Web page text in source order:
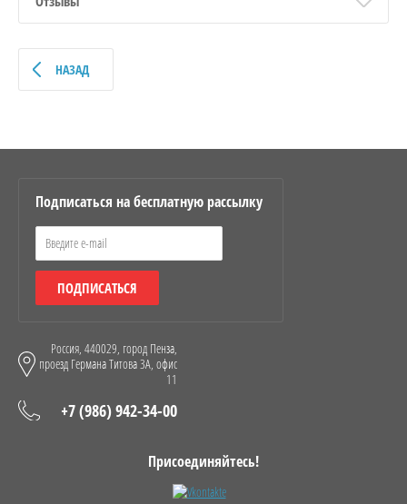
НАЗАД
Подписаться на бесплатную рассылку
ПОДПИСАТЬСЯ
Россия, 440029, город Пенза,
проезд Германа Титова 3А, офис
11
+7 (986) 942-34-00
Присоединяйтесь!